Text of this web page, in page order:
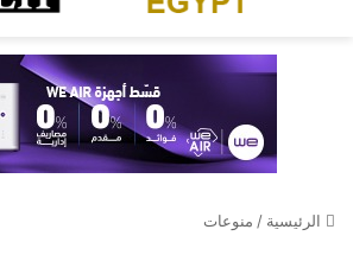
الرئيسية / منوعات